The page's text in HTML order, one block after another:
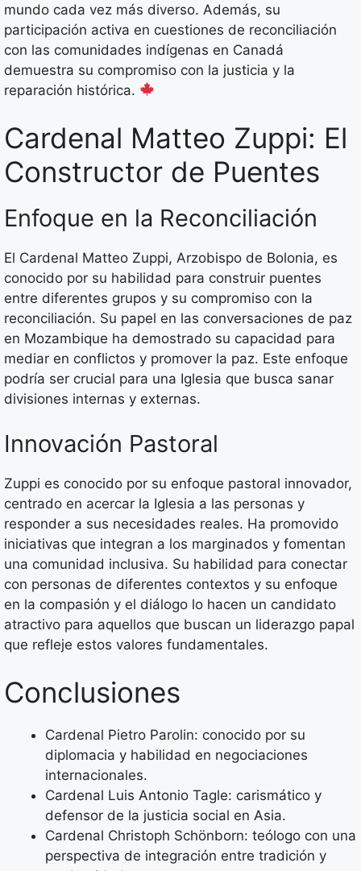
mundo cada vez más diverso. Además, su
participación activa en cuestiones de reconciliación
con las comunidades indígenas en Canadá
demuestra su compromiso con la justicia y la
reparación histórica.
Cardenal Matteo Zuppi: El
Constructor de Puentes
Enfoque en la Reconciliación
El Cardenal Matteo Zuppi, Arzobispo de Bolonia, es
conocido por su habilidad para construir puentes
entre diferentes grupos y su compromiso con la
reconciliación. Su papel en las conversaciones de paz
en Mozambique ha demostrado su capacidad para
mediar en conflictos y promover la paz. Este enfoque
podría ser crucial para una Iglesia que busca sanar
divisiones internas y externas.
Innovación Pastoral
Zuppi es conocido por su enfoque pastoral innovador,
centrado en acercar la Iglesia a las personas y
responder a sus necesidades reales. Ha promovido
iniciativas que integran a los marginados y fomentan
una comunidad inclusiva. Su habilidad para conectar
con personas de diferentes contextos y su enfoque
en la compasión y el diálogo lo hacen un candidato
atractivo para aquellos que buscan un liderazgo papal
que refleje estos valores fundamentales.
Conclusiones
Cardenal Pietro Parolin: conocido por su
diplomacia y habilidad en negociaciones
internacionales.
Cardenal Luis Antonio Tagle: carismático y
defensor de la justicia social en Asia.
Cardenal Christoph Schönborn: teólogo con una
perspectiva de integración entre tradición y